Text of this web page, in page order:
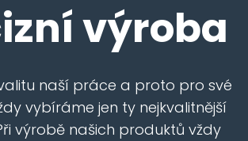
výroba
naší práce a proto pro své
vybíráme jen ty nejkvalitnější
výrobě našich produktů vždy